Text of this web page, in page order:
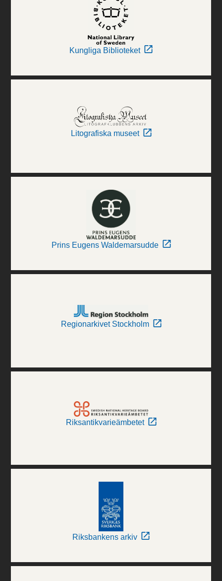
Kungliga Biblioteket
Litografiska museet
Prins Eugens Waldemarsudde
Regionarkivet Stockholm
Riksantikvarieämbetet
Riksbankens arkiv